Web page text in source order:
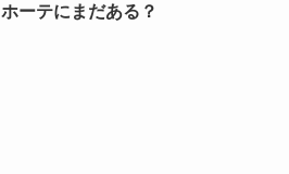
ホーテにまだある？